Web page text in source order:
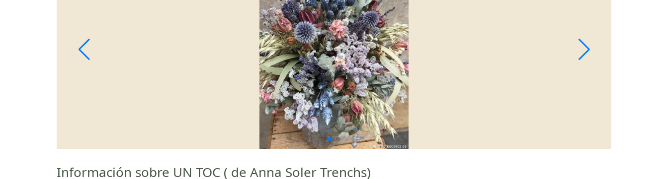
Información sobre UN TOC ( de Anna Soler Trenchs)